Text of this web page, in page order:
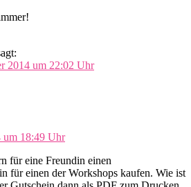
2014 um 22:02 Uhr
um 18:49 Uhr
für eine Freundin einen
für einen der Workshops kaufen. Wie ist